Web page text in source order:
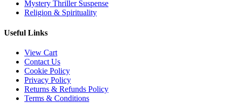
Mystery Thriller Suspense
Religion & Spirituality
Useful Links
View Cart
Contact Us
Cookie Policy
Privacy Policy
Returns & Refunds Policy
Terms & Conditions